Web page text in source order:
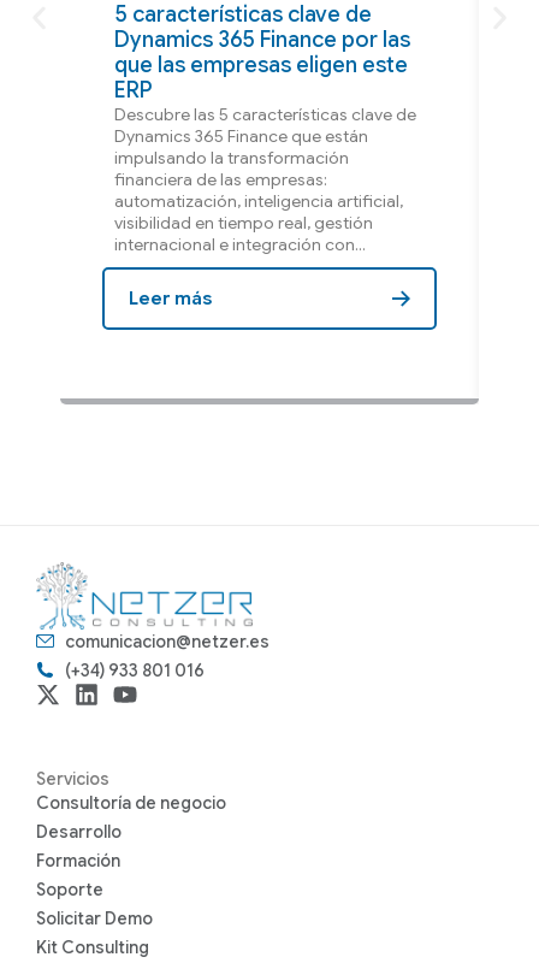
5 características clave de
Dynamics 365 Finance por las
que las empresas eligen este
ERP
Descubre las 5 características clave de
Dynamics 365 Finance que están
impulsando la transformación
financiera de las empresas:
automatización, inteligencia artificial,
visibilidad en tiempo real, gestión
internacional e integración con...
Leer más
comunicacion@netzer.es
(+34) 933 801 016
Servicios
Consultoría de negocio
Desarrollo
Formación
Soporte
Solicitar Demo
Kit Consulting